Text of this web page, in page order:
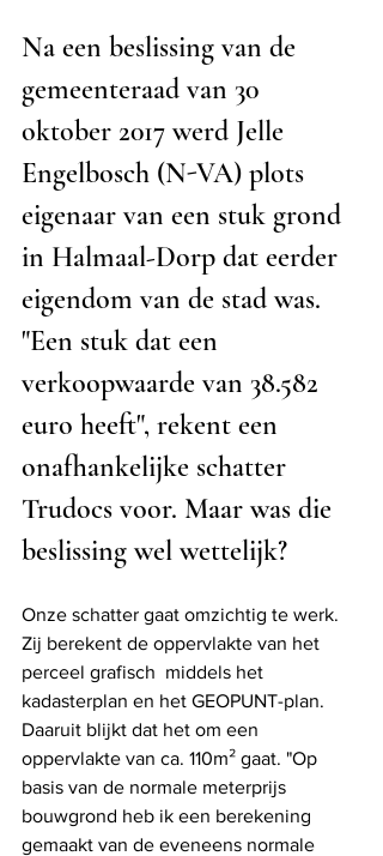
Na een beslissing van de
gemeenteraad van 30
oktober 2017 werd Jelle
Engelbosch (N-VA) plots
eigenaar van een stuk grond
in Halmaal-Dorp dat eerder
eigendom van de stad was.
"Een stuk dat een
verkoopwaarde van 38.582
euro heeft", rekent een
onafhankelijke schatter
Trudocs voor. Maar was die
beslissing wel wettelijk?
Onze schatter gaat omzichtig te werk.
Zij berekent de oppervlakte van het
perceel grafisch  middels het
kadasterplan en het GEOPUNT-plan.
Daaruit blijkt dat het om een
oppervlakte van ca. 110m² gaat. "Op
basis van de normale meterprijs
bouwgrond heb ik een berekening
gemaakt van de eveneens normale